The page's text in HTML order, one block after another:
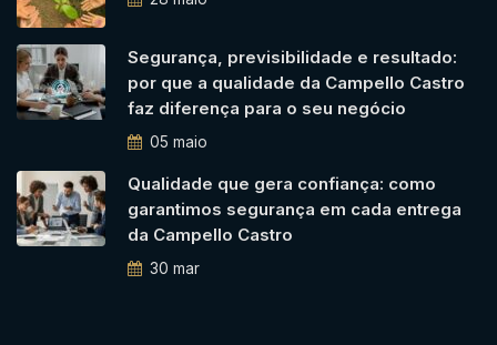
Segurança, previsibilidade e resultado:
por que a qualidade da Campello Castro
faz diferença para o seu negócio
05 maio
Qualidade que gera confiança: como
garantimos segurança em cada entrega
da Campello Castro
30 mar